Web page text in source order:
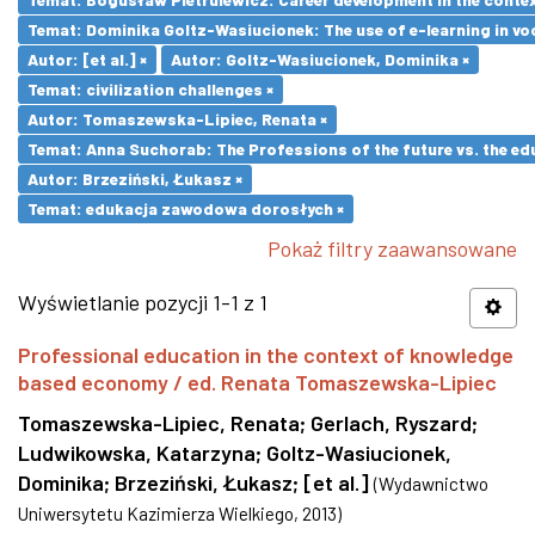
Temat: Dominika Goltz-Wasiucionek: The use of e-learning in
Autor: [et al.] ×
Autor: Goltz-Wasiucionek, Dominika ×
Temat: civilization challenges ×
Autor: Tomaszewska-Lipiec, Renata ×
Temat: Anna Suchorab: The Professions of the future vs. the
Autor: Brzeziński, Łukasz ×
Temat: edukacja zawodowa dorosłych ×
Pokaż filtry zaawansowane
Wyświetlanie pozycji 1-1 z 1
Professional education in the context of knowledge
based economy / ed. Renata Tomaszewska-Lipiec
Tomaszewska-Lipiec, Renata; Gerlach, Ryszard;
Ludwikowska, Katarzyna; Goltz-Wasiucionek,
Dominika; Brzeziński, Łukasz; [et al.] (Wydawnictwo
Uniwersytetu Kazimierza Wielkiego, 2013)